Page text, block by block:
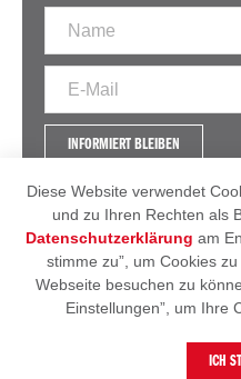
INFORMIERT BLEIBEN
Diese Website verwendet
und zu Ihren Rechten als
Datenschutzerklärung am
stimme zu”, um Cookies
Webseite besuchen zu
Einstellungen”, um Ihre
ICH